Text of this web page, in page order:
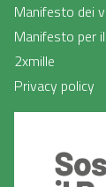
Manifesto dei
Manifesto per
2xmille
Privacy policy